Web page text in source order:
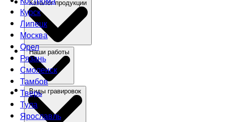
Курск
Липецк
Москва
Орел
Рязань
Смоленск
Тамбов
Тверь
Тула
Ярославль